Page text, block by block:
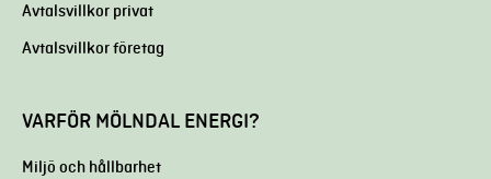
Avtalsvillkor privat
Avtalsvillkor företag
VARFÖR MÖLNDAL ENERGI?
Miljö och hållbarhet